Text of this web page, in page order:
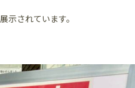
示されています。